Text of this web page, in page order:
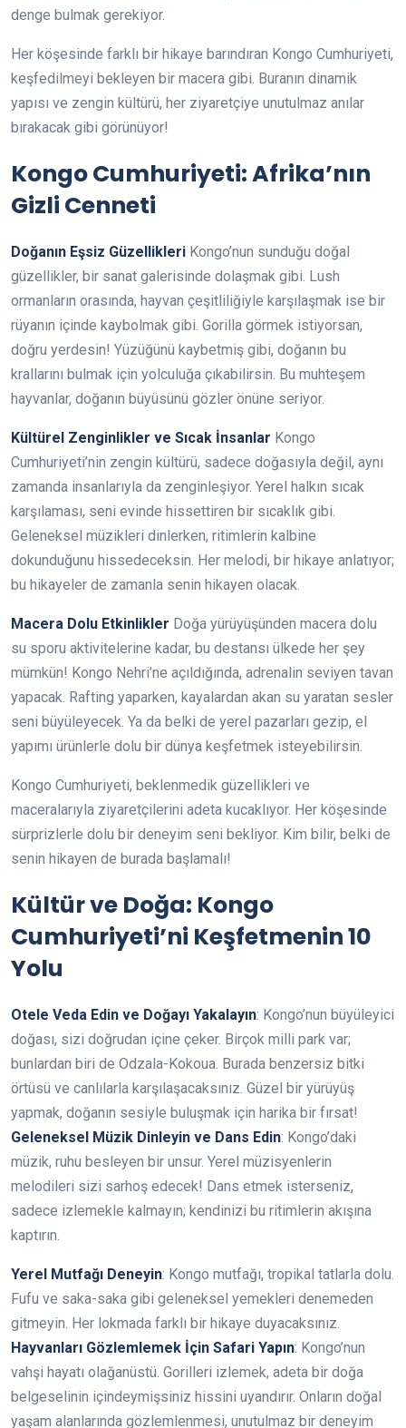
denge bulmak gerekiyor.
Her köşesinde farklı bir hikaye barındıran Kongo Cumhuriyeti,
keşfedilmeyi bekleyen bir macera gibi. Buranın dinamik
yapısı ve zengin kültürü, her ziyaretçiye unutulmaz anılar
bırakacak gibi görünüyor!
Kongo Cumhuriyeti: Afrika’nın
Gizli Cenneti
Doğanın Eşsiz Güzellikleri Kongo’nun sunduğu doğal
güzellikler, bir sanat galerisinde dolaşmak gibi. Lush
ormanların orasında, hayvan çeşitliliğiyle karşılaşmak ise bir
rüyanın içinde kaybolmak gibi. Gorilla görmek istiyorsan,
doğru yerdesin! Yüzüğünü kaybetmiş gibi, doğanın bu
krallarını bulmak için yolculuğa çıkabilirsin. Bu muhteşem
hayvanlar, doğanın büyüsünü gözler önüne seriyor.
Kültürel Zenginlikler ve Sıcak İnsanlar Kongo
Cumhuriyeti’nin zengin kültürü, sadece doğasıyla değil, aynı
zamanda insanlarıyla da zenginleşiyor. Yerel halkın sıcak
karşılaması, seni evinde hissettiren bir sıcaklık gibi.
Geleneksel müzikleri dinlerken, ritimlerin kalbine
dokunduğunu hissedeceksin. Her melodi, bir hikaye anlatıyor;
bu hikayeler de zamanla senin hikayen olacak.
Macera Dolu Etkinlikler Doğa yürüyüşünden macera dolu
su sporu aktivitelerine kadar, bu destansı ülkede her şey
mümkün! Kongo Nehri’ne açıldığında, adrenalin seviyen tavan
yapacak. Rafting yaparken, kayalardan akan su yaratan sesler
seni büyüleyecek. Ya da belki de yerel pazarları gezip, el
yapımı ürünlerle dolu bir dünya keşfetmek isteyebilirsin.
Kongo Cumhuriyeti, beklenmedik güzellikleri ve
maceralarıyla ziyaretçilerini adeta kucaklıyor. Her köşesinde
sürprizlerle dolu bir deneyim seni bekliyor. Kim bilir, belki de
senin hikayen de burada başlamalı!
Kültür ve Doğa: Kongo
Cumhuriyeti’ni Keşfetmenin 10
Yolu
Otele Veda Edin ve Doğayı Yakalayın: Kongo’nun büyüleyici
doğası, sizi doğrudan içine çeker. Birçok milli park var;
bunlardan biri de Odzala-Kokoua. Burada benzersiz bitki
örtüsü ve canlılarla karşılaşacaksınız. Güzel bir yürüyüş
yapmak, doğanın sesiyle buluşmak için harika bir fırsat!
Geleneksel Müzik Dinleyin ve Dans Edin: Kongo’daki
müzik, ruhu besleyen bir unsur. Yerel müzisyenlerin
melodileri sizi sarhoş edecek! Dans etmek isterseniz,
sadece izlemekle kalmayın; kendinizi bu ritimlerin akışına
kaptırın.
Yerel Mutfağı Deneyin: Kongo mutfağı, tropikal tatlarla dolu.
Fufu ve saka-saka gibi geleneksel yemekleri denemeden
gitmeyin. Her lokmada farklı bir hikaye duyacaksınız.
Hayvanları Gözlemlemek İçin Safari Yapın: Kongo’nun
vahşi hayatı olağanüstü. Gorilleri izlemek, adeta bir doğa
belgeselinin içindeymişsiniz hissini uyandırır. Onların doğal
yaşam alanlarında gözlemlenmesi, unutulmaz bir deneyim